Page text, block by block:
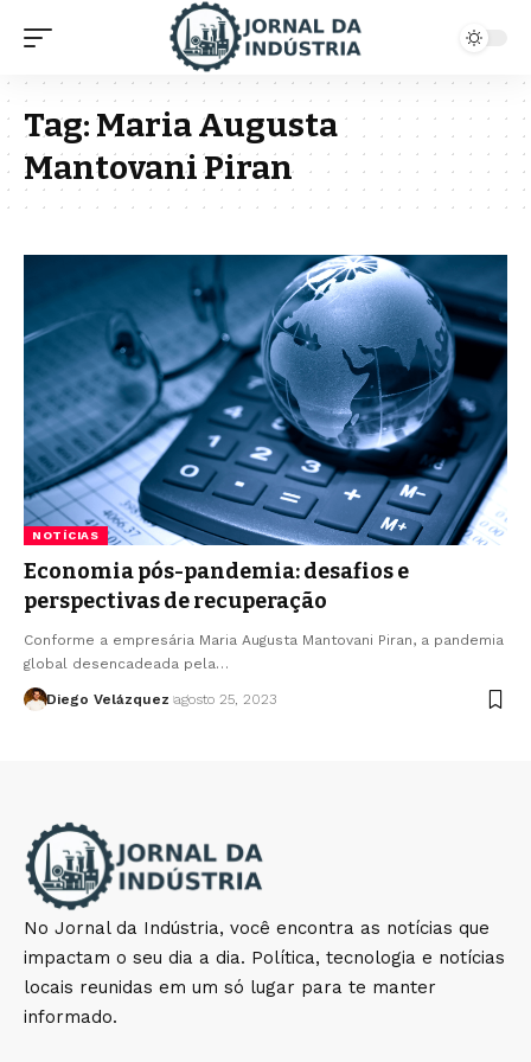
Tag:Maria Augusta
Mantovani Piran
NOTÍCIAS
Economia pós-pandemia: desafios e
perspectivas de recuperação
Conforme a empresária Maria Augusta Mantovani Piran, a pandemia
global desencadeada pela…
Diego Velázquez agosto 25, 2023
No Jornal da Indústria, você encontra as notícias que
impactam o seu dia a dia. Política, tecnologia e notícias
locais reunidas em um só lugar para te manter
informado.